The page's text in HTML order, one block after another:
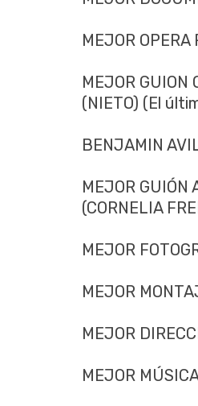
MEJOR
MEJOR GUION
(NIETO) (El
BENJAMIN
MEJOR GUIÓN
(CORNELIA
MEJOR
MEJOR
MEJOR
MEJOR